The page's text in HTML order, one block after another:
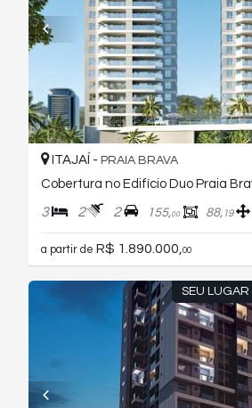
ITAJAÍ - PRAIA BRAVA
Cobertura no Edifício Duo Praia
3 2 2 155,00 88, 19
a partir de R$ 1.890.000,00
SEU LUGAR